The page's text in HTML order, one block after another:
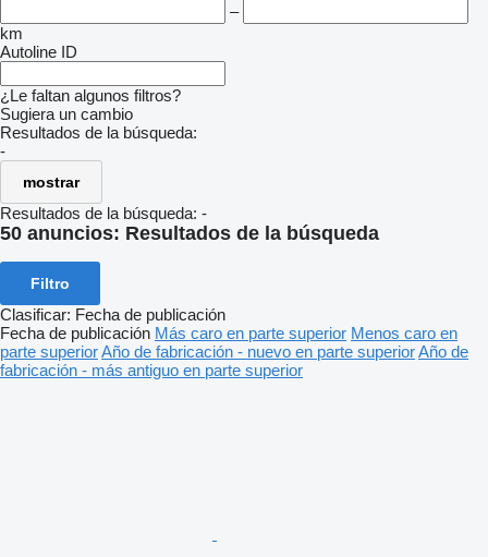
–
km
Autoline ID
¿Le faltan algunos filtros?
Sugiera un cambio
Resultados de la búsqueda:
-
mostrar
Resultados de la búsqueda: -
50 anuncios: Resultados de la búsqueda
Filtro
Clasificar: Fecha de publicación
Fecha de publicación Más caro en parte superior Menos caro en
parte superiorAño de fabricación - nuevo en parte superiorAño de
fabricación - más antiguo en parte superior